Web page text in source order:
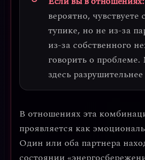
вероятно, чувствуете
тупике, но не из-за
из-за собственного
говорить о проблеме.
здесь
В отношениях эта
проявляется как
Один или оба партнера